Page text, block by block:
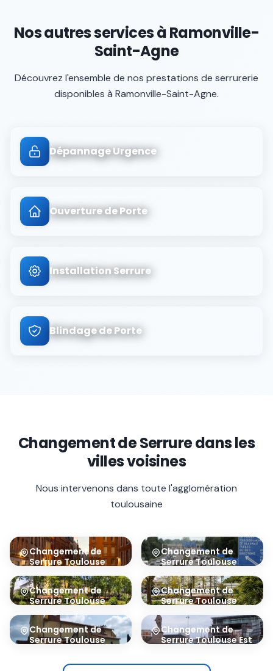
Nos autres services àRamonville-
Saint-Agne
Découvrez l'ensemble de nos prestations de serrurerie
disponibles à Ramonville-Saint-Agne.
Dépannage Urgence
Ouverture de Porte
Installation Serrure
Blindage de Porte
Changement de Serruredans les
villes voisines
Nous intervenons dans toute l'agglomération
toulousaine
Changement de
Serrure Toulouse
31000
Changement de
SerrureToulouse
31100
Changement de
SerrureToulouse
31200
Changement de
SerrureToulouse
31300
Changement de
SerrureToulouse
Changement de
SerrureToulouse Est